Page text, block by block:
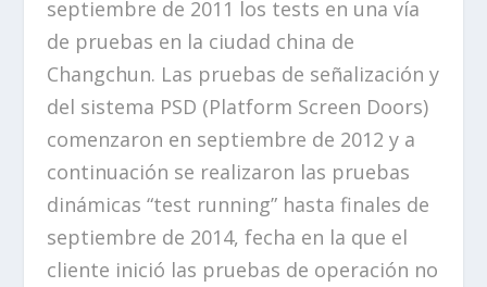
septiembre de 2011 los tests en una vía
de pruebas en la ciudad china de
Changchun. Las pruebas de señalización y
del sistema PSD (Platform Screen Doors)
comenzaron en septiembre de 2012 y a
continuación se realizaron las pruebas
dinámicas “test running” hasta finales de
septiembre de 2014, fecha en la que el
cliente inició las pruebas de operación no